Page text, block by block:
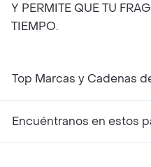
Y PERMITE QUE TU
TIEMPO.
Top Marcas y Cadenas
Encuéntranos en estos